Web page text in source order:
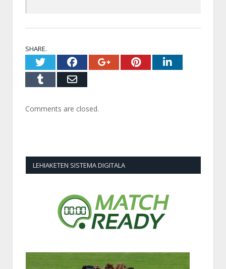
SHARE.
TwitterFacebookGoogle+Pinterest
TumblrEmail
Comments are closed.
LEHIAKETEN SISTEMA DIGITALA